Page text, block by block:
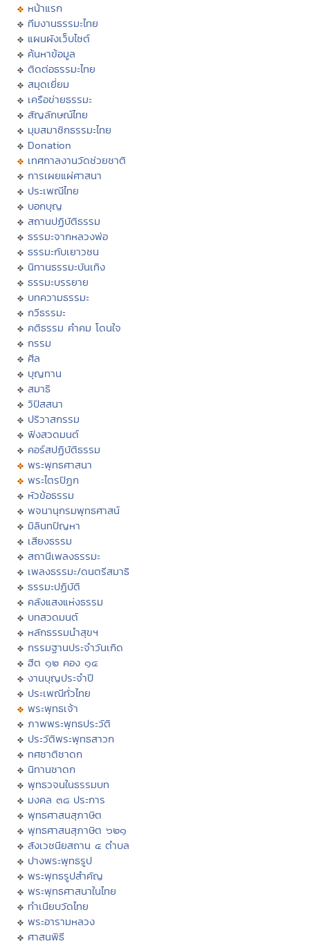
หน้าแรก
ทีมงานธรรมะไทย
แผนผังเว็บไซต์
ค้นหาข้อมูล
ติดต่อธรรมะไทย
สมุดเยี่ยม
เครือข่ายธรรมะ
สัญลักษณ์ไทย
มุมสมาชิกธรรมะไทย
Donation
เทศกาลงานวัดช่วยชาติ
การเผยแผ่ศาสนา
ประเพณีไทย
บอกบุญ
สถานปฏิบัติธรรม
ธรรมะจากหลวงพ่อ
ธรรมะกับเยาวชน
นิทานธรรมะบันเทิง
ธรรมะบรรยาย
บทความธรรมะ
กวีธรรมะ
คติธรรม คำคม โดนใจ
กรรม
ศีล
บุญทาน
สมาธิ
วิปัสสนา
ปริวาสกรรม
ฟังสวดมนต์
คอร์สปฏิบัติธรรม
พระพุทธศาสนา
พระไตรปิฏก
หัวข้อธรรม
พจนานุกรมพุทธศาสน์
มิลินทปัญหา
เสียงธรรม
สถานีเพลงธรรมะ
เพลงธรรมะ/ดนตรีสมาธิ
ธรรมะปฏิบัติ
คลังแสงแห่งธรรม
บทสวดมนต์
หลักธรรมนำสุขฯ
กรรมฐานประจำวันเกิด
ฮีต ๑๒ คอง ๑๔
งานบุญประจำปี
ประเพณีทั่วไทย
พระพุทธเจ้า
ภาพพระพุทธประวัติ
ประวัติพระพุทธสาวก
ทศชาติชาดก
นิทานชาดก
พุทธวจนในธรรมบท
มงคล ๓๘ ประการ
พุทธศาสนสุภาษิต
พุทธศาสนสุภาษิต ๖๒๑
สังเวชนียสถาน ๔ ตำบล
ปางพระพุทธรูป
พระพุทธรูปสำคัญ
พระพุทธศาสนาในไทย
ทำเนียบวัดไทย
พระอารามหลวง
ศาสนพิธี